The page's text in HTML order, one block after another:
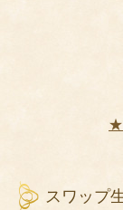
★
スワップ